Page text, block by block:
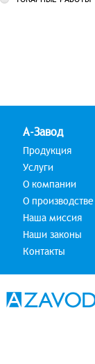
А-Завод
Продукция
Услуги
О компании
О производстве
Наша миссия
Наши законы
Контакты